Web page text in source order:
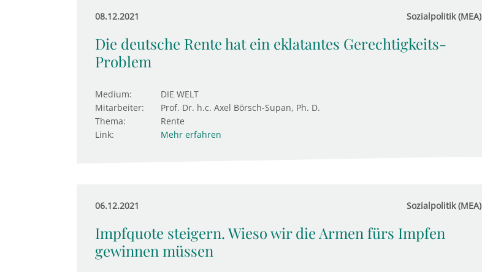
08.12.2021 Sozialpolitik (MEA)
Die deutsche Rente hat ein eklatantes Gerechtigkeits-
Problem
Medium:
DIE WELT
Mitarbeiter:
Prof. Dr. h.c. Axel Börsch-Supan, Ph. D.
Thema:
Rente
Link:
Mehr erfahren
06.12.2021 Sozialpolitik (MEA)
Impfquote steigern. Wieso wir die Armen fürs Impfen
gewinnen müssen